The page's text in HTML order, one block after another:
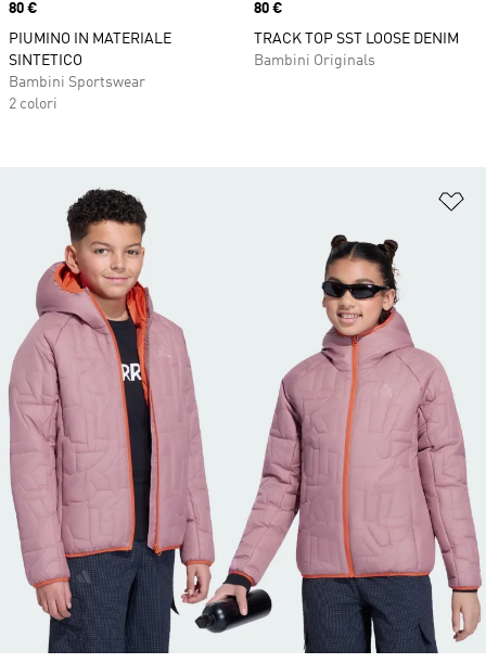
Price
80 €
PIUMINO IN MATERIALE
SINTETICO
Bambini Sportswear
2 colori
Price
80 €
TRACK TOP SST LOOSE DENIM
Bambini Originals